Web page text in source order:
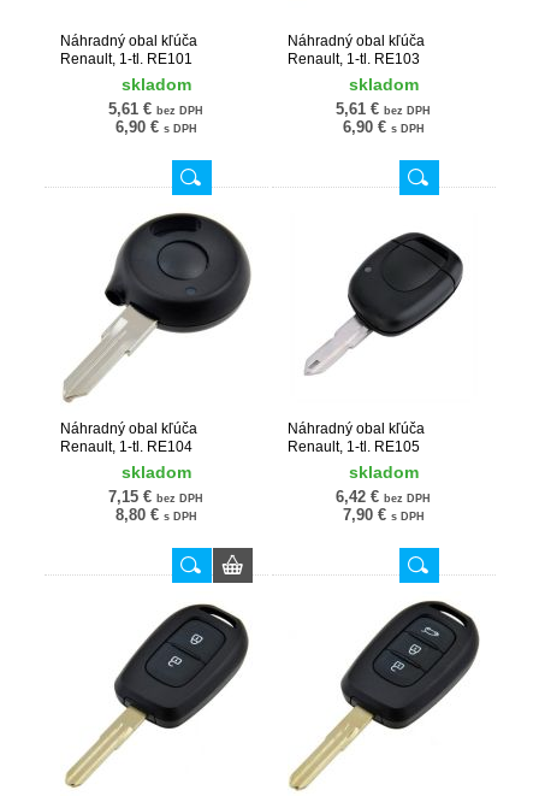
Náhradný obal kľúča
Renault, 1-tl. RE101
skladom
5,61 € bez DPH
6,90 € s DPH
Náhradný obal kľúča
Renault, 1-tl. RE103
skladom
5,61 € bez DPH
6,90 € s DPH
Náhradný obal kľúča
Renault, 1-tl. RE104
skladom
7,15 € bez DPH
8,80 € s DPH
Náhradný obal kľúča
Renault, 1-tl. RE105
skladom
6,42 € bez DPH
7,90 € s DPH